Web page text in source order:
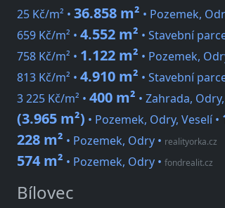
25 Kč/m² • 36.858 m² • Pozemek,
659 Kč/m² • 4.552 m² • Stavební
758 Kč/m² • 1.122 m² • Pozemek,
813 Kč/m² • 4.910 m² • Stavební
3 225 Kč/m² • 400 m² • Zahrada,
(3.965 m²) • Pozemek, Odry, Veselí •
228 m² • Pozemek, Odry • realityorka.cz
574 m² • Pozemek, Odry • fondrealit.cz
Bílovec